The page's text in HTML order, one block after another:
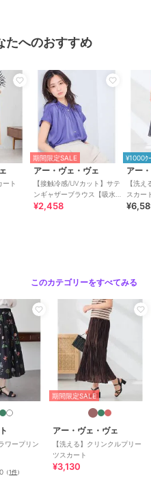
クをクリック）
を受けることができます。
ンなどの閲覧環境により
ざいます。
ご参照ください。
ト、ブラック、ダ
/ブラック/ダーク
リエステル 100%
ル
い方法
たへのおすすめ
ート
期間限定SALE
アー・ヴェ・ヴェ
【接触冷感/UVカット】サテ
ンギャザーブラウス【吸水速
乾/イージーケア】
¥2,458
¥1000ｸ
アー
【洗
スカー
このカテゴリーをすべてみる
ワープリン
（1件）
期間限定SALE
アー・ヴェ・ヴェ
【洗える】クリンクルプリー
ツスカート
¥3,130